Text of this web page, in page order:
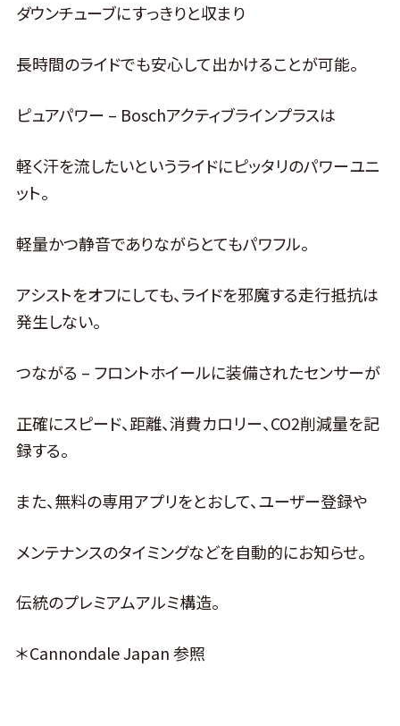
ダウンチューブにすっきりと収まり
長時間のライドでも安心して出かけることが可能。
ピュアパワー – Boschアクティブラインプラスは
軽く汗を流したいというライドにピッタリのパワーユニ
ット。
軽量かつ静音でありながらとてもパワフル。
アシストをオフにしても、ライドを邪魔する走行抵抗は
発生しない。
つながる – フロントホイールに装備されたセンサーが
正確にスピード、距離、消費カロリー、CO2削減量を記
録する。
また、無料の専用アプリをとおして、ユーザー登録や
メンテナンスのタイミングなどを自動的にお知らせ。
伝統のプレミアムアルミ構造。
＊Cannondale Japan 参照